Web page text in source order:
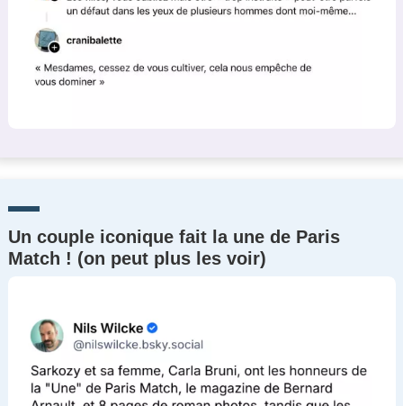
Un couple iconique fait la une de Paris
Match ! (on peut plus les voir)